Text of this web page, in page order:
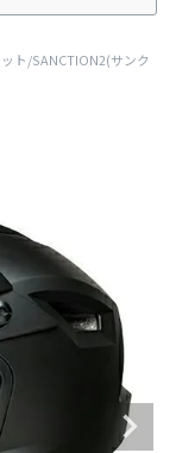
ト/SANCTION2(サンク